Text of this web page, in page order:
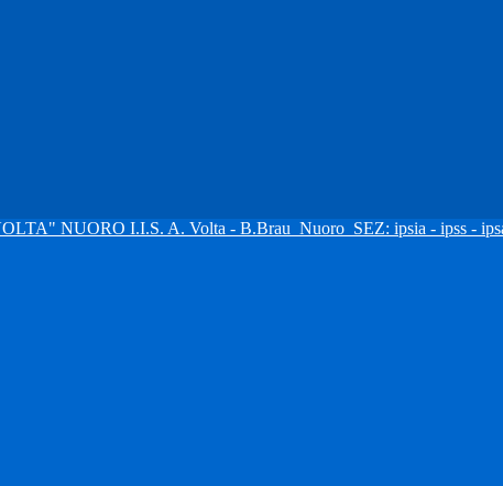
I.I.S. A. Volta - B.Brau Nuoro SEZ: ipsia - ipss -